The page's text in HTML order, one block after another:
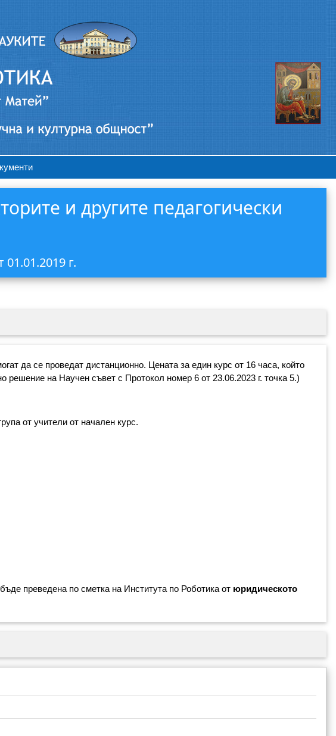
и другите педагогически
г.
да се проведат дистанционно. Цената за един курс от 16 часа, който
на Научен съвет с Протокол номер 6 от 23.06.2023 г. точка 5.)
от учители от начален курс.
преведена по сметка на Института по Роботика от юридическото